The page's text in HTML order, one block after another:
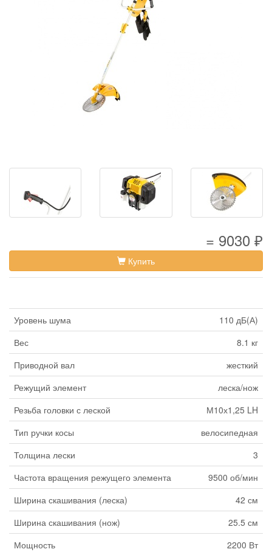
= 9030 ₽
Купить
Уровень шума
110 дБ(А)
Вес
8.1 кг
Приводной вал
жесткий
Режущий элемент
леска/нож
Резьба головки с леской
М10х1,25 LH
Тип ручки косы
велосипедная
Толщина лески
3
Частота вращения режущего элемента
9500 об/мин
Ширина скашивания (леска)
42 см
Ширина скашивания (нож)
25.5 см
Мощность
2200 Вт